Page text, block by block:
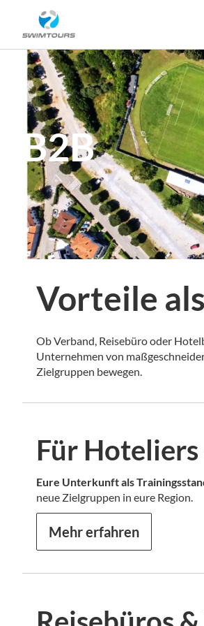
B2B
Vorteile
Ob Verband, Reisebüro oder
Unternehmen von
Zielgruppen bewegen.
Für
Eure Unterkunft als
neue Zielgruppen in eure Region.
Mehr erfahren